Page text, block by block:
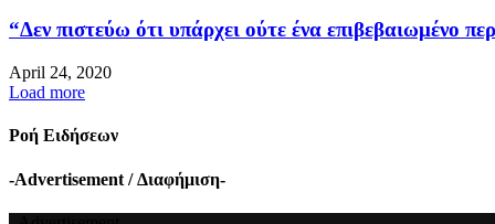
“Δεν πιστεύω ότι υπάρχει ούτε ένα επιβεβαιωμένο
April 24, 2020
Load more
Ροή Ειδήσεων
-Advertisement / Διαφήμιση-